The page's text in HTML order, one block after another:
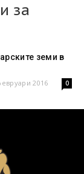
за
земи в
2016 0